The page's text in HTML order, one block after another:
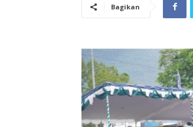
Bagikan